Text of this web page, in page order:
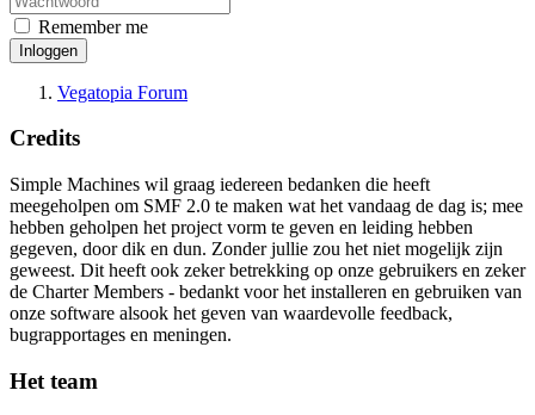
Remember me
Inloggen
Vegatopia Forum
Credits
Simple Machines wil graag iedereen bedanken die heeft
meegeholpen om SMF 2.0 te maken wat het vandaag de dag is; mee
hebben geholpen het project vorm te geven en leiding hebben
gegeven, door dik en dun. Zonder jullie zou het niet mogelijk zijn
geweest. Dit heeft ook zeker betrekking op onze gebruikers en zeker
de Charter Members - bedankt voor het installeren en gebruiken van
onze software alsook het geven van waardevolle feedback,
bugrapportages en meningen.
Het team